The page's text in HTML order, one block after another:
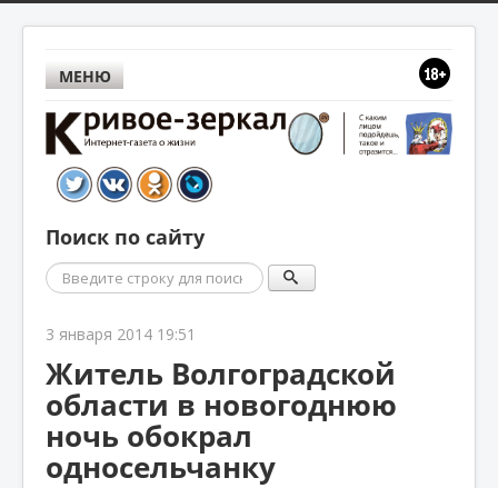
МЕНЮ
Поиск по сайту
Поиск
3 января 2014 19:51
Житель Волгоградской
области в новогоднюю
ночь обокрал
односельчанку